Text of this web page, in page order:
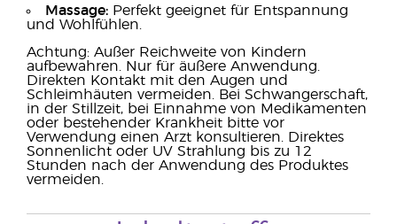
Massage: Perfekt geeignet für Entspannung
und Wohlfühlen.
Achtung: Außer Reichweite von Kindern
aufbewahren. Nur für äußere Anwendung.
Direkten Kontakt mit den Augen und
Schleimhäuten vermeiden. Bei Schwangerschaft,
in der Stillzeit, bei Einnahme von Medikamenten
oder bestehender Krankheit bitte vor
Verwendung einen Arzt konsultieren. Direktes
Sonnenlicht oder UV Strahlung bis zu 12
Stunden nach der Anwendung des Produktes
vermeiden.